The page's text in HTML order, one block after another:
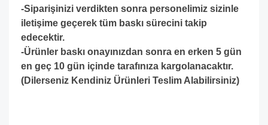
-Siparişinizi verdikten sonra personelimiz sizinle
iletişime geçerek tüm baskı sürecini takip
edecektir.
-Ürünler baskı onayınızdan sonra en erken 5 gün
en geç 10 gün içinde tarafınıza kargolanacaktır.
(Dilerseniz Kendiniz Ürünleri Teslim Alabilirsiniz)